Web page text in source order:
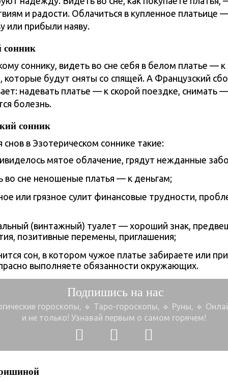
и радости. Облачиться в купленное платьице
или прибыли наяву.
соннику, видеть во сне себя в белом платье — к
которые будут сняты со спящей. А Французский
надевать платье — к скорой поездке, снимать —
болезнь.
сонник
снов в Эзотерическом соннике такие:
мятое облачение, грядут нежданные
во сне неношеные платья — к деньгам;
или грязное сулит финансовые трудности,
(винтажный) туалет — хороший знак,
позитивные перемены, приглашения;
сон, в котором чужое платье забираете или
выполняете обязанности окружающих.
Подпишись на нас
гороскопы, 🔹 Таро-гороскопы, 🔹 Руны, 🔹
и не только! Узнавай первым о самом горячем!